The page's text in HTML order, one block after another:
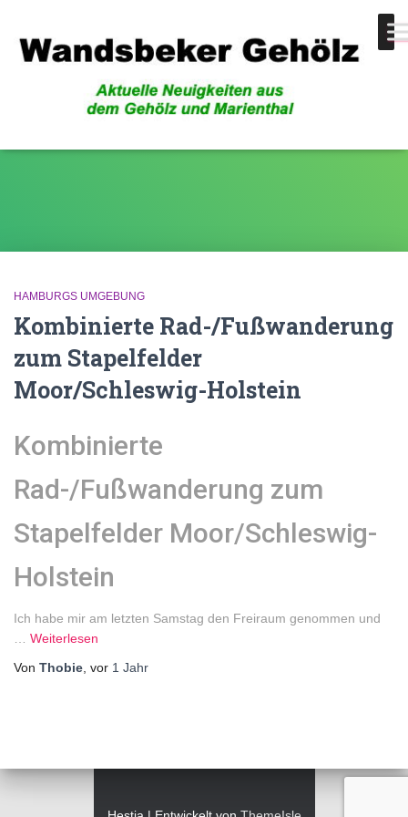
HAMBURGS UMGEBUNG
Kombinierte Rad-/Fußwanderung
zum Stapelfelder
Moor/Schleswig-Holstein
Kombinierte
Rad-/Fußwanderung zum
Stapelfelder Moor/Schleswig-
Holstein
Ich habe mir am letzten Samstag den Freiraum genommen und
Weiterlesen
Von Thobie , vor 1 Jahr